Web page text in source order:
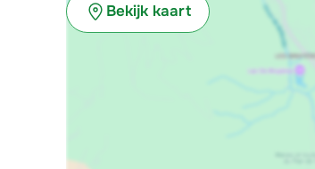
Bekijk kaart